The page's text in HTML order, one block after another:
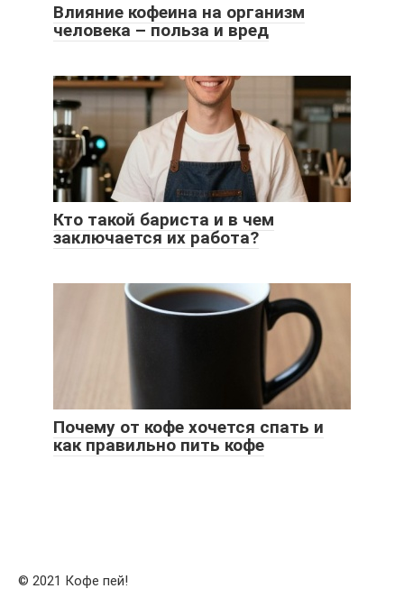
Влияние кофеина на организм
человека – польза и вред
Кто такой бариста и в чем
заключается их работа?
Почему от кофе хочется спать и
как правильно пить кофе
© 2021 Кофе пей!